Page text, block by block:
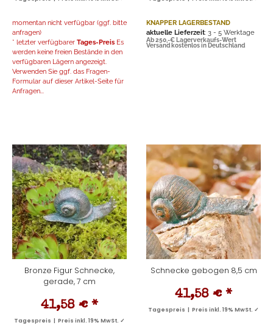
momentan nicht verfügbar (ggf. bitte
anfragen)
* letzter verfügbarer Tages-Preis Es
werden keine freien Bestände in den
verfügbaren Lägern angezeigt.
Verwenden Sie ggf. das Fragen-
Formular auf dieser Artikel-Seite für
Anfragen...
KNAPPER LAGERBESTAND
aktuelle Lieferzeit: 3 - 5 Werktage
Ab 250,-€ Lagerverkaufs-Wert
Versand kostenlos in Deutschland
Bronze Figur Schnecke,
gerade, 7 cm
41,58 € *
Tagespreis | Preis inkl. 19% MwSt. ✓
Schnecke gebogen 8,5 cm
41,58 € *
Tagespreis | Preis inkl. 19% MwSt. ✓